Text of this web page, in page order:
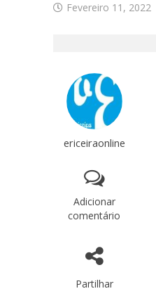
Fevereiro 11, 2022
ericeiraonline
Adicionar
comentário
Partilhar